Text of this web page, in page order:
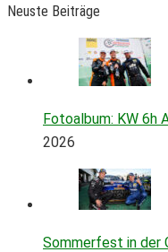
Neuste Beiträge
Fotoalbum: KW 6h
2026
Sommerfest in der